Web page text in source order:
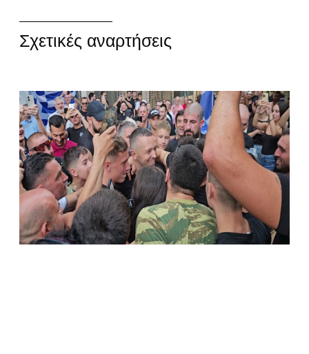
Σχετικές αναρτήσεις